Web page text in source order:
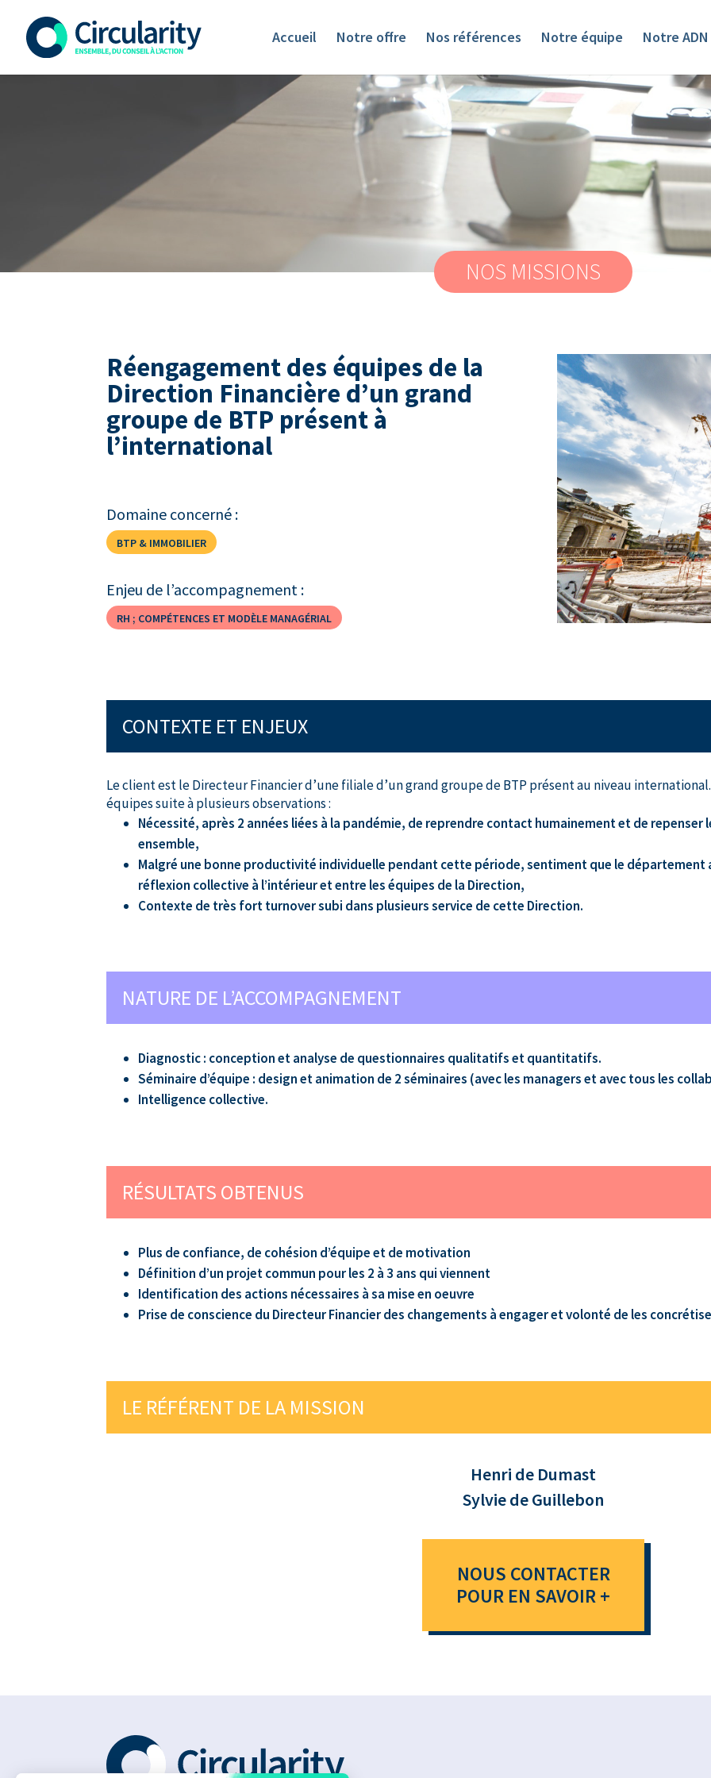
Accueil Notre offre Nos références Notre équipe Notre ADN
NOS MISSIONS
Réengagement des équipes de la
Direction Financière d’un grand
groupe de BTP présent à
l’international
Domaine concerné :
BTP & IMMOBILIER
Enjeu de l’accompagnement :
RH ; COMPÉTENCES ET MODÈLE MANAGÉRIAL
CONTEXTE ET ENJEUX
Le client est le Directeur Financier d’une filiale d’un grand groupe de BTP présent au niveau
équipes suite à plusieurs observations :
Nécessité, après 2 années liées à la pandémie, de reprendre contact humainement et de
ensemble,
Malgré une bonne productivité individuelle pendant cette période, sentiment que le département
réflexion collective à l’intérieur et entre les équipes de la Direction,
Contexte de très fort turnover subi dans plusieurs service de cette Direction.
NATURE DE L’ACCOMPAGNEMENT
Diagnostic : conception et analyse de questionnaires qualitatifs et quantitatifs.
Séminaire d’équipe : design et animation de 2 séminaires (avec les managers et avec tous les
Intelligence collective.
RÉSULTATS OBTENUS
Plus de confiance, de cohésion d’équipe et de motivation
Définition d’un projet commun pour les 2 à 3 ans qui viennent
Identification des actions nécessaires à sa mise en oeuvre
Prise de conscience du Directeur Financier des changements à engager et volonté de les
LE RÉFÉRENT DE LA MISSION
Henri de Dumast
Sylvie de Guillebon
NOUS CONTACTER
POUR EN SAVOIR +